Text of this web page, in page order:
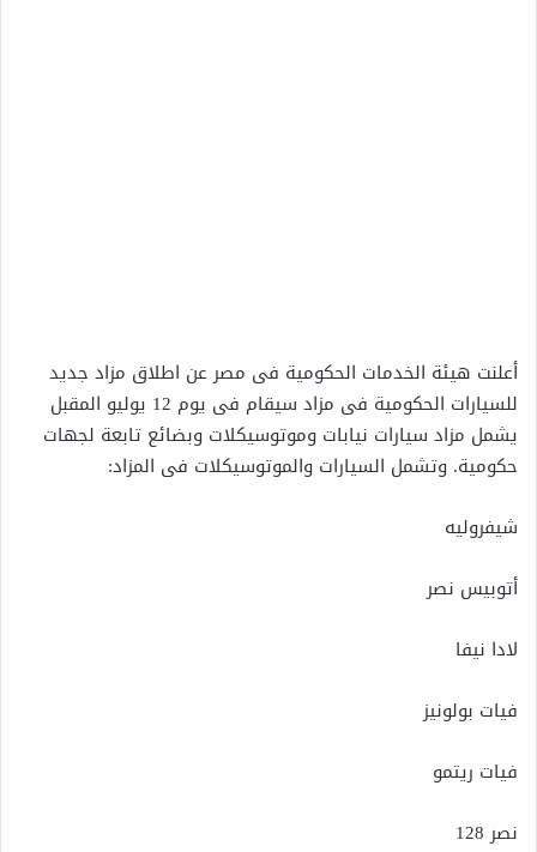
أعلنت هيئة الخدمات الحكومية فى مصر عن اطلاق مزاد جديد
للسيارات الحكومية فى مزاد سيقام فى يوم 12 يوليو المقبل
يشمل مزاد سيارات نيابات وموتوسيكلات وبضائع تابعة لجهات
حكومية. وتشمل السيارات والموتوسيكلات فى المزاد:
شيفروليه
أتوبيس نصر
لادا نيفا
فيات بولونيز
فيات ريتمو
نصر 128